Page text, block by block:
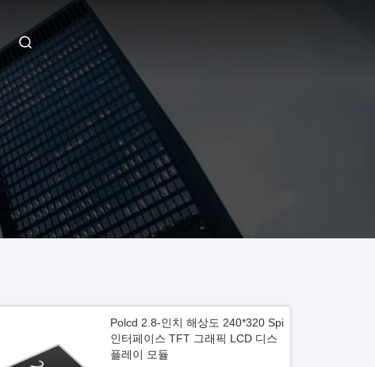
Polcd 2.8-인치 해상도 240*320 Spi
인터페이스 TFT 그래픽 LCD 디스
플레이 모듈